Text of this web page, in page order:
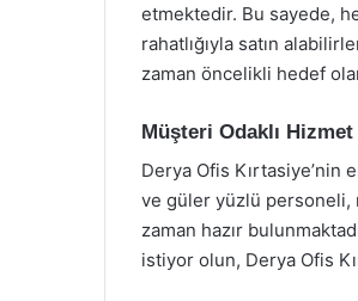
etmektedir. Bu sayede,
rahatlığıyla satın
zaman öncelikli hedef
Müşteri Odaklı Hizmet
Derya Ofis Kırtasiye’nin
ve güler yüzlü personeli,
zaman hazır
istiyor olun, Derya Ofis